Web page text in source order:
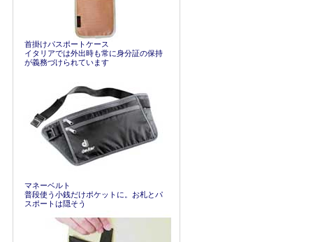
首掛けパスポートケース
イタリアでは外出時も常に身分証の保持
が義務づけられています
マネーベルト
普段使う小銭だけポケットに。お札とパ
スポートは隠そう